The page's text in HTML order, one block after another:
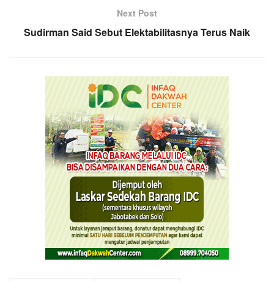
Next Post
Sudirman Said Sebut Elektabilitasnya Terus Naik